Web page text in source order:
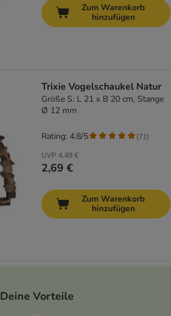
Zum Warenkorb
hinzufügen
Trixie Vogelschaukel Natur
Größe S: L 21 x B 20 cm, Stange
Ø 12 mm
UVP 4,49 €
2,69 €
Rating: 4.8/5 (71)
Zum Warenkorb
hinzufügen
Deine Vorteile